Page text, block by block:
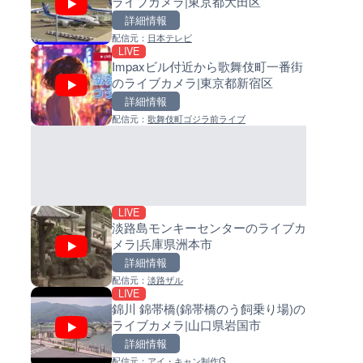
詳細情報
配信元： 日本テレビ
LIVE
Impaxビル付近から歌舞伎町一番街
のライブカメラ|東京都新宿区
詳細情報
配信元： 歌舞伎町ゴジラ前ライブ
LIVE
淡路島モンキーセンターのライブカ
メラ|兵庫県洲本市
詳細情報
配信元： 淡路ザル
LIVE
錦川 錦帯橋(錦帯橋のう飼乗り場)の
ライブカメラ|山口県岩国市
詳細情報
手結港(YASU海の駅クラブ)の
ブカメラ|高知県香南市
配信元：YASU海の駅CLUB
羽田空港第2旅客ターミナルか
ライブカメラ|東京都大田区
小浦川水門付近から小浦海水
ライブカメラ|和歌山県日高町
配信元：日高町役場
導目木川 花立砂防堰堤下流の
ブカメラ|福岡県朝倉市